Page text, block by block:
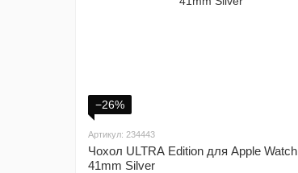
−26%
Артикул: 234443
Чохол ULTRA Edition для Apple Watch
41mm Silver